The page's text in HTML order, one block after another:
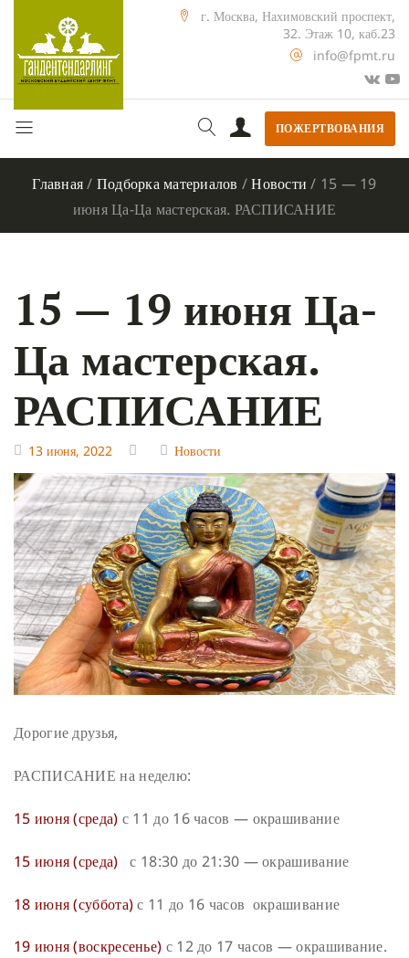
г. Москва, Нахимовский проспект,
32. Этаж 10, каб.23
info@fpmt.ru
ПОЖЕРТВОВАНИЯ
Главная/ Подборка материалов /Новости / 15 — 19
июня Ца-Ца мастерская. РАСПИСАНИЕ
15 — 19 июня Ца-
Ца мастерская.
РАСПИСАНИЕ
13 июня, 2022 Новости
Дорогие друзья,
РАСПИСАНИЕ на неделю:
15 июня (среда) с 11 до 16 часов — окрашивание
15 июня (среда)с 18:30 до 21:30 — окрашивание
18 июня (суббота)с 11 до 16 часов окрашивание
19 июня (воскресенье) с 12 до 17 часов — окрашивание.